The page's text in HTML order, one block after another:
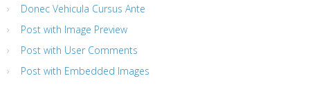
Donec Vehicula Cursus Ante
Post with Image Preview
Post with User Comments
Post with Embedded Images